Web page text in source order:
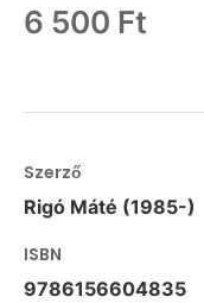
6 500 Ft
Szerző
Rigó Máté (1985-)
ISBN
9786156604835